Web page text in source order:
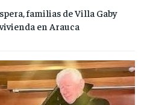
familias de Villa Gaby
en Arauca